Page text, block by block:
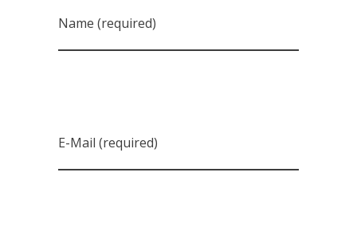
Name (required)
E-Mail (required)